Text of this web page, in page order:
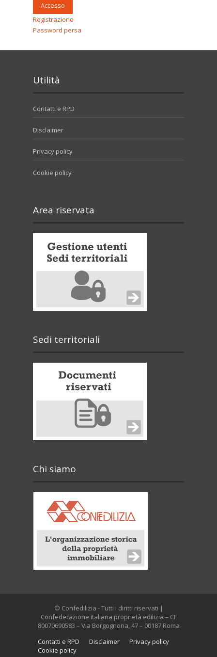
Accesso
Registrazione
Password persa
Utilità
Contatti e RPD
Disclaimer
Privacy policy
Cookie policy
Area riservata
Sedi territoriali
Chi siamo
© Confedilizia - Tutti i diritti riservati |
Confederazione italiana proprietà edilizia – CF
80070690583 – Via Borgognona, 47 – 00187 Roma
Contatti e RPD
Disclaimer
Privacy policy
Cookie policy